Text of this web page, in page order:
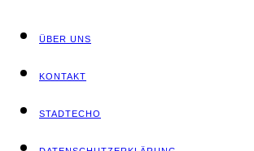
ÜBER UNS
KON­TAKT
STADT­ECHO